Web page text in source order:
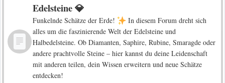
Edelsteine 💎
Funkelnde Schätze der Erde!
In diesem Forum dreht sich
alles um die faszinierende Welt der Edelsteine und
Halbedelsteine. Ob Diamanten, Saphire, Rubine, Smaragde oder
andere prachtvolle Steine – hier kannst du deine Leidenschaft
mit anderen teilen, dein Wissen erweitern und neue Schätze
entdecken!